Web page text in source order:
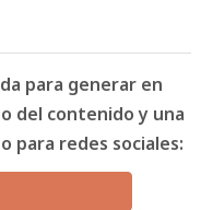
para generar en
del contenido y una
para redes sociales: